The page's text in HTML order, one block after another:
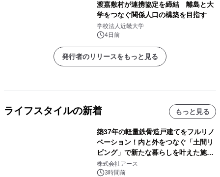
渡嘉敷村が連携協定を締結 離島と大
学をつなぐ関係人口の構築を目指す
学校法人近畿大学
4日前
発行者のリリースをもっと見る
ライフスタイルの新着 もっと見る
築37年の軽量鉄骨造戸建てをフルリノ
ベーション！内と外をつなぐ「土間リ
ビング」で新たな暮らしを叶えた施工
事例を株式会社アースが公開
株式会社アース
3時間前